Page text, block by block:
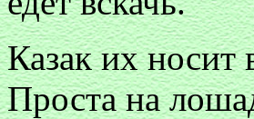
Казак их носит
Проста на